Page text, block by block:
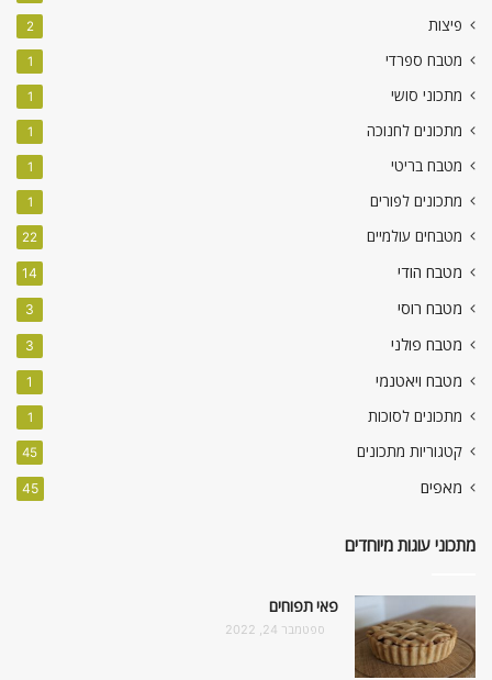
פיצות 2
מטבח ספרדי 1
מתכוני סושי 1
מתכונים לחנוכה 1
מטבח בריטי 1
מתכונים לפורים 1
מטבחים עולמיים 22
מטבח הודי 14
מטבח רוסי 3
מטבח פולני 3
מטבח ויאטנמי 1
מתכונים לסוכות 1
קטגוריות מתכונים 45
מאפים 45
מתכוני עוגות מיוחדים
פאי תפוחים
ספטמבר 24, 2022